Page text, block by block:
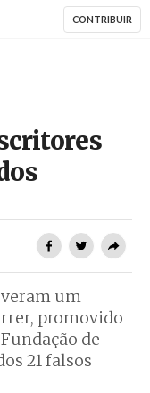
CONTRIBUIR
um
promovido
de
21 falsos